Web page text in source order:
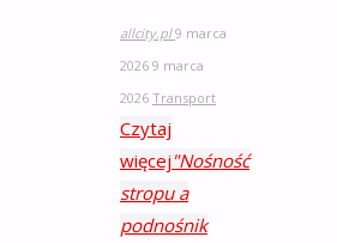
allcity.pl 9 marca
2026 9 marca
2026 Transport
Czytaj
więcej "Nośność
stropu a
podnośnik